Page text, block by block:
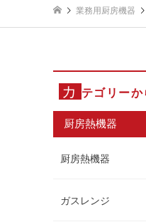
業務用厨房機器
カ テゴリーか
厨房熱機器
厨房熱機器
ガスレンジ